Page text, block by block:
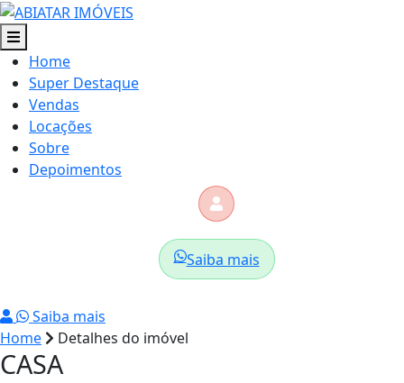
Home
Super Destaque
Vendas
Locações
Sobre
Depoimentos
Saiba mais
Saiba mais
Home
Detalhes do imóvel
CASA